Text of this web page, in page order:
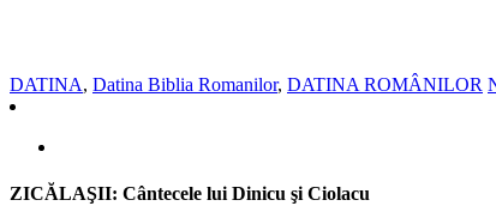
DATINA, Datina Biblia Romanilor, DATINA ROMÂNILOR
ZICĂLAŞII: Cântecele lui Dinicu şi Ciolacu